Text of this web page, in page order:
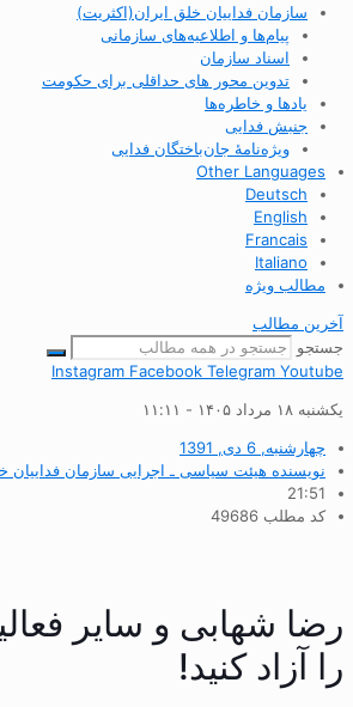
سازمان فداییان خلق ایران(اکثریت)
پیام‌ها و اطلاعیه‌های سازمانی
اسناد سازمان
تدوین محور های حداقلی برای حکومت
یادها و خاطره‌ها
جنبش فدایی
ویژه‌نامهٔ جان‌باختگان فدایی
Other Languages
Deutsch
English
Francais
Italiano
مطالب ویژه
آخرین مطالب
جستجو
Instagram Facebook Telegram Youtube
یکشنبه ۱۸ مرداد ۱۴۰۵ - ۱۱:۱۱
چهارشنبه, 6 دی, 1391
نویسندههیئت سیاسی ـ اجرایی سازمان فداییان
21:51
کد مطلب 49686
رضا شهابی و سایر
را آزاد کنید!